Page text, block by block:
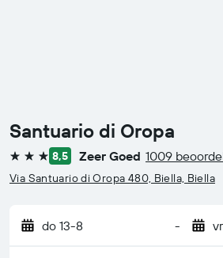
Santuario di Oropa
3 sterren8,5 Zeer Goed 1009
Via Santuario di Oropa 480, Biella, Biella
do 13-8 -